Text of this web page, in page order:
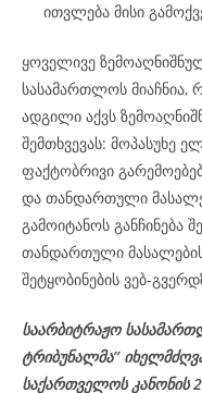
ითვლება მისი
ყოველივე
სასამართლოს მიაჩნია,
ადგილი აქვს
შემთხვევას: მოპასუხე
ფაქტობრივი
და თანდართული
გამოიტანოს განჩინება
თანდართული
შეტყობინების ვებ-
საარბიტრაჟო
ტრიბუნალმა’’
საქართველოს კანონის